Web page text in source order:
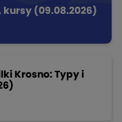
kursy (09.08.2026)
Krosno: Typy i